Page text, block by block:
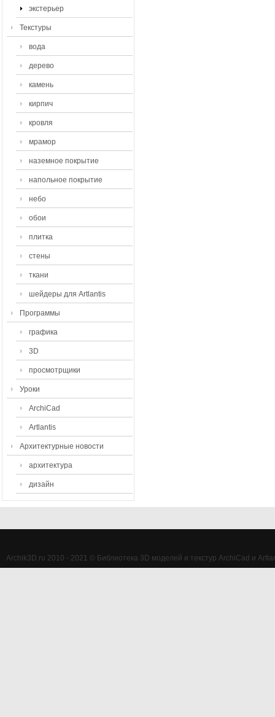
экстерьер
Текстуры
вода
дерево
камень
кирпич
кровля
мрамор
наземное покрытие
напольное покрытие
небо
обои
плитка
стены
ткани
шейдеры для Artlantis
Программы
графика
3D
просмотрщики
Уроки
ArchiCad
Artlantis
Архитектурные новости
архитектура
дизайн
Archik3D.ru 2010 - 2021 © Библиотека 3D моделей и текстур ArchiCad и